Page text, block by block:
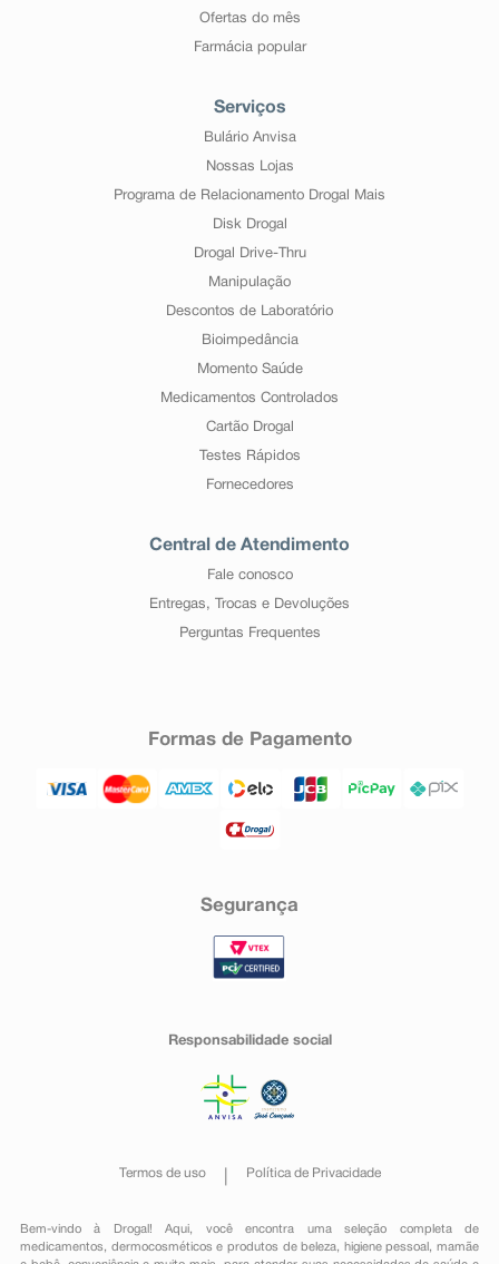
Ofertas do mês
Farmácia popular
Serviços
Bulário Anvisa
Nossas Lojas
Programa de Relacionamento Drogal Mais
Disk Drogal
Drogal Drive-Thru
Manipulação
Descontos de Laboratório
Bioimpedância
Momento Saúde
Medicamentos Controlados
Cartão Drogal
Testes Rápidos
Fornecedores
Central de Atendimento
Fale conosco
Entregas, Trocas e Devoluções
Perguntas Frequentes
Formas de Pagamento
Segurança
Responsabilidade social
Termos de uso Política de Privacidade
Bem-vindo à Drogal! Aqui, você encontra uma seleção completa de
medicamentos , dermocosméticos e produtos de beleza, higiene pessoal ,mamãe